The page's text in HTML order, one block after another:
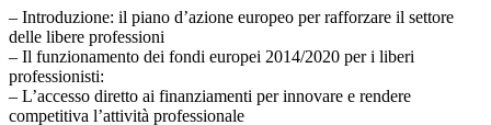
– Introduzione: il piano d’azione europeo per rafforzare il settore
delle libere professioni
– Il funzionamento dei fondi europei 2014/2020 per i liberi
professionisti:
– L’accesso diretto ai finanziamenti per innovare e rendere
competitiva l’attività professionale